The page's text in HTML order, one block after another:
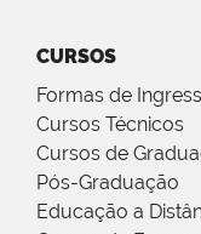
CURSOS
Formas de
Cursos Técnicos
Cursos de
Pós-Graduação
Educação a